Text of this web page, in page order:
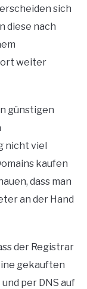
sich
diese nach
weiter
günstigen
nicht viel
kaufen
dass man
an der Hand
der Registrar
gekauften
per DNS auf